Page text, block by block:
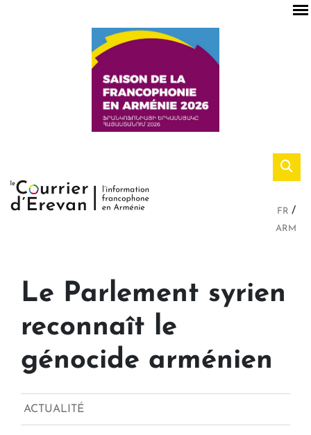
FR
ARM
Le Parlement syrien
reconnaît le
génocide arménien
ACTUALITÉ